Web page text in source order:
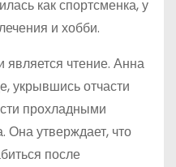
как спортсменка, у
и хобби.
чтение. Анна
укрывшись отчасти
прохладными
Она утверждает, что
после